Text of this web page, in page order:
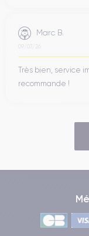
Marc B.
09/07/26
Très bien, service
recommande !